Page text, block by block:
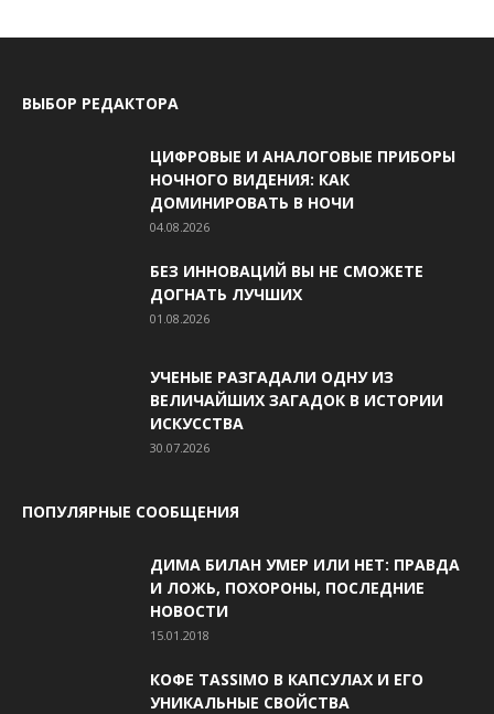
ВЫБОР РЕДАКТОРА
ЦИФРОВЫЕ И АНАЛОГОВЫЕ ПРИБОРЫ
НОЧНОГО ВИДЕНИЯ: КАК
ДОМИНИРОВАТЬ В НОЧИ
04.08.2026
БЕЗ ИННОВАЦИЙ ВЫ НЕ СМОЖЕТЕ
ДОГНАТЬ ЛУЧШИХ
01.08.2026
УЧЕНЫЕ РАЗГАДАЛИ ОДНУ ИЗ
ВЕЛИЧАЙШИХ ЗАГАДОК В ИСТОРИИ
ИСКУССТВА
30.07.2026
ПОПУЛЯРНЫЕ СООБЩЕНИЯ
ДИМА БИЛАН УМЕР ИЛИ НЕТ: ПРАВДА
И ЛОЖЬ, ПОХОРОНЫ, ПОСЛЕДНИЕ
НОВОСТИ
15.01.2018
КОФЕ TASSIMO В КАПСУЛАХ И ЕГО
УНИКАЛЬНЫЕ СВОЙСТВА